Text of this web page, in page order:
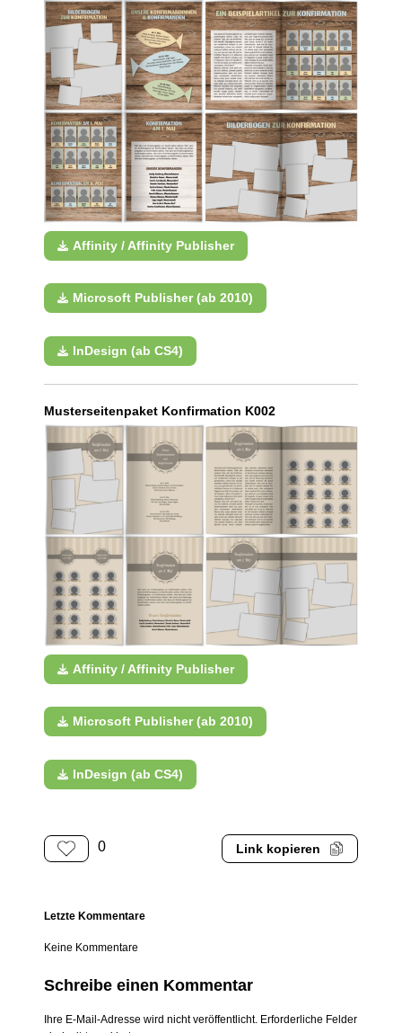
Affinity / Affinity Publisher
Microsoft Publisher (ab 2010)
InDesign (ab CS4)
Musterseitenpaket Konfirmation K002
Affinity / Affinity Publisher
Microsoft Publisher (ab 2010)
InDesign (ab CS4)
0 Link kopieren
Letzte Kommentare
Keine Kommentare
Schreibe einen Kommentar
Ihre E-Mail-Adresse wird nicht veröffentlicht. Erforderliche Felder